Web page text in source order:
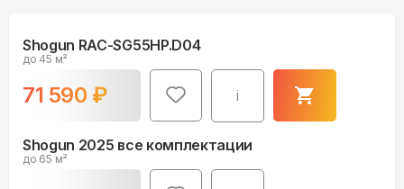
Shogun RAC-SG55HP.D04
до 45 м²
71 590 ₽ i
Shogun 2025 все комплектации
до 65 м²